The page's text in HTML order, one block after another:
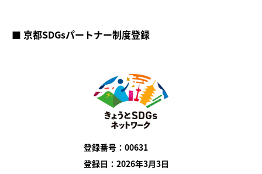
■ 京都SDGsパートナー制度登録
登録番号：00631
登録日：2026年3月3日